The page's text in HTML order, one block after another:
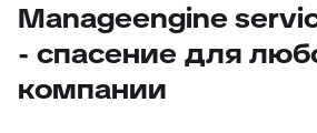
Manageengine
- спасение для
компании